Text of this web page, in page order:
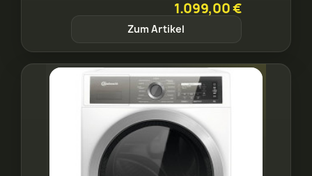
1.099,00 €
Zum Artikel